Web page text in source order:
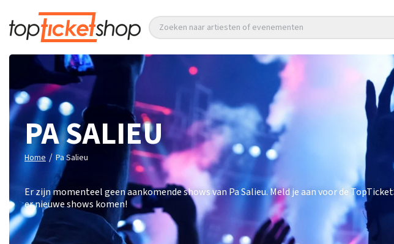
Zoeken naar artiesten of evenementen
PA SALIEU
Home / Pa Salieu
Er zijn momenteel geen aankomende shows van Pa Salieu. Meld je aan voor de
er nieuwe shows komen!